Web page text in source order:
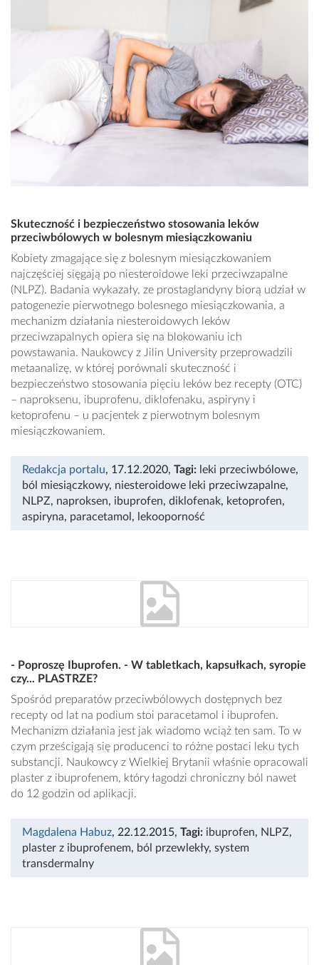
Skuteczność i bezpieczeństwo stosowania leków
przeciwbólowych w bolesnym miesiączkowaniu
Kobiety zmagające się z bolesnym miesiączkowaniem
najczęściej sięgają po niesteroidowe leki przeciwzapalne
(NLPZ). Badania wykazały, ze prostaglandyny biorą udział w
patogenezie pierwotnego bolesnego miesiączkowania, a
mechanizm działania niesteroidowych leków
przeciwzapalnych opiera się na blokowaniu ich
powstawania. Naukowcy z Jilin University przeprowadzili
metaanalizę, w której porównali skuteczność i
bezpieczeństwo stosowania pięciu leków bez recepty (OTC)
– naproksenu, ibuprofenu, diklofenaku, aspiryny i
ketoprofenu – u pacjentek z pierwotnym bolesnym
miesiączkowaniem.
Redakcja portalu, 17.12.2020, Tagi: leki przeciwbólowe,
ból miesiączkowy, niesteroidowe leki przeciwzapalne,
NLPZ, naproksen, ibuprofen, diklofenak, ketoprofen,
aspiryna, paracetamol , lekooporność
- Poproszę Ibuprofen. - W tabletkach, kapsułkach, syropie
czy... PLASTRZE?
Spośród preparatów przeciwbólowych dostępnych bez
recepty od lat na podium stoi paracetamol i ibuprofen.
Mechanizm działania jest jak wiadomo wciąż ten sam. To w
czym prześcigają się producenci to różne postaci leku tych
substancji. Naukowcy z Wielkiej Brytanii właśnie opracowali
plaster z ibuprofenem, który łagodzi chroniczny ból nawet
do 12 godzin od aplikacji.
Magdalena Habuz, 22.12.2015, Tagi: ibuprofen, NLPZ,
plaster z ibuprofenem, ból przewlekły, system
transdermalny